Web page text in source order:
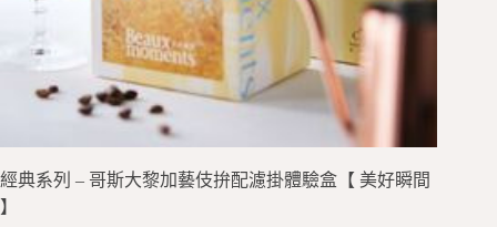
經典系列 – 哥斯大黎加藝伎拚配濾掛體驗盒【 美好瞬間
】